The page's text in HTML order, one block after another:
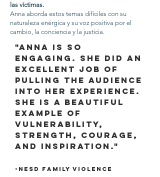
las víctimas.
Anna aborda estos temas difíciles con su
naturaleza enérgica y su voz positiva por el
cambio, la conciencia y la justicia.
"Anna is so
engaging. She did an
excellent job of
pulling the audience
into her experience.
She is a beautiful
example of
vulnerability,
strength, courage,
and inspiration."
- NESD Family Violence